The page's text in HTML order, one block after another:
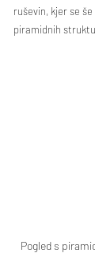
ruševin, kjer se
piramidnih
Pogled s